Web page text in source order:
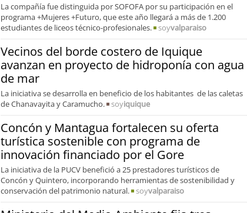
La compañía fue distinguida por SOFOFA por su participación en el
programa +Mujeres +Futuro, que este año llegará a más de 1.200
estudiantes de liceos técnico-profesionales.
soyvalparaiso
Vecinos del borde costero de Iquique
avanzan en proyecto de hidroponía con agua
de mar
La iniciativa se desarrolla en beneficio de los habitantes de las caletas
de Chanavayita y Caramucho.
soyiquique
Concón y Mantagua fortalecen su oferta
turística sostenible con programa de
innovación financiado por el Gore
La iniciativa de la PUCV benefició a 25 prestadores turísticos de
Concón y Quintero, incorporando herramientas de sostenibilidad y
conservación del patrimonio natural.
soyvalparaiso